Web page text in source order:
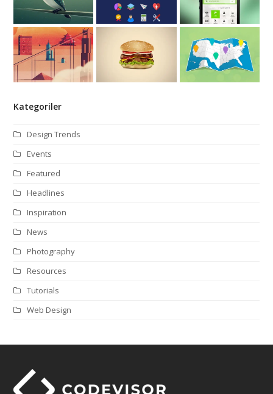
Kategoriler
Design Trends
Events
Featured
Headlines
Inspiration
News
Photography
Resources
Tutorials
Web Design